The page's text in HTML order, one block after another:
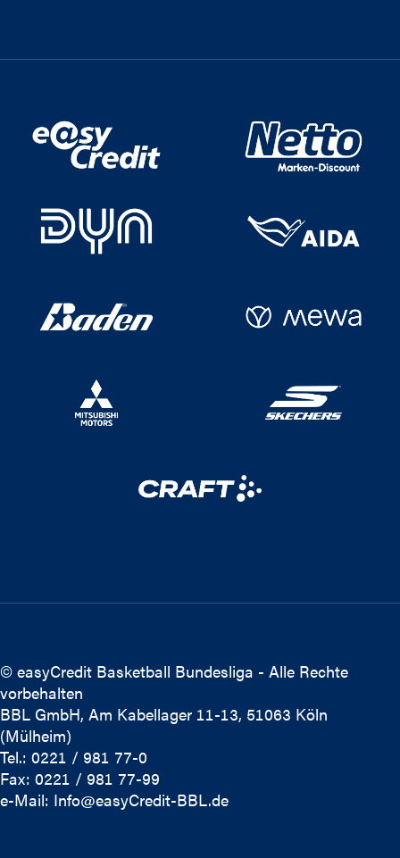
© easyCredit Basketball Bundesliga - Alle Rechte
vorbehalten
BBL GmbH, Am Kabellager 11-13, 51063 Köln
(Mülheim)
Tel.: 0221 / 981 77-0
Fax: 0221 / 981 77-99
e-Mail: Info@easyCredit-BBL.de